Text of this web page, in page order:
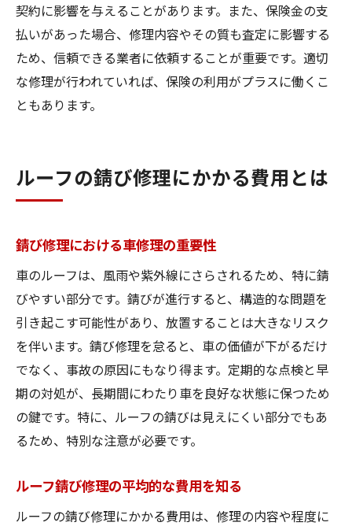
契約に影響を与えることがあります。また、保険金の支
払いがあった場合、修理内容やその質も査定に影響する
ため、信頼できる業者に依頼することが重要です。適切
な修理が行われていれば、保険の利用がプラスに働くこ
ともあります。
ルーフの錆び修理にかかる費用とは
錆び修理における車修理の重要性
車のルーフは、風雨や紫外線にさらされるため、特に錆
びやすい部分です。錆びが進行すると、構造的な問題を
引き起こす可能性があり、放置することは大きなリスク
を伴います。錆び修理を怠ると、車の価値が下がるだけ
でなく、事故の原因にもなり得ます。定期的な点検と早
期の対処が、長期間にわたり車を良好な状態に保つため
の鍵です。特に、ルーフの錆びは見えにくい部分でもあ
るため、特別な注意が必要です。
ルーフ錆び修理の平均的な費用を知る
ルーフの錆び修理にかかる費用は、修理の内容や程度に